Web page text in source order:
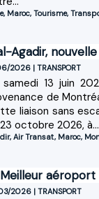
, Maroc, Tourisme,
Agadir,
2026 | TRANSPORT
13 juin
de
liaison sans
octobre 2026, à...
, Air Transat, Maroc,
2026 | TRANSPORT